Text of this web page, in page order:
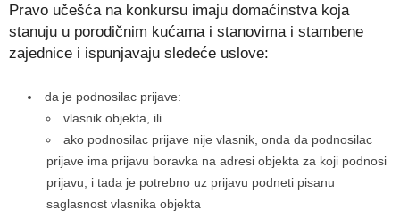
Pravo učešća na konkursu imaju domaćinstva koja
stanuju u porodičnim kućama i stanovima i stambene
zajednice i ispunjavaju sledeće uslove:
da je podnosilac prijave:
vlasnik objekta, ili
ako podnosilac prijave nije vlasnik, onda da podnosilac
prijave ima prijavu boravka na adresi objekta za koji podnosi
prijavu, i tada je potrebno uz prijavu podneti pisanu
saglasnost vlasnika objekta